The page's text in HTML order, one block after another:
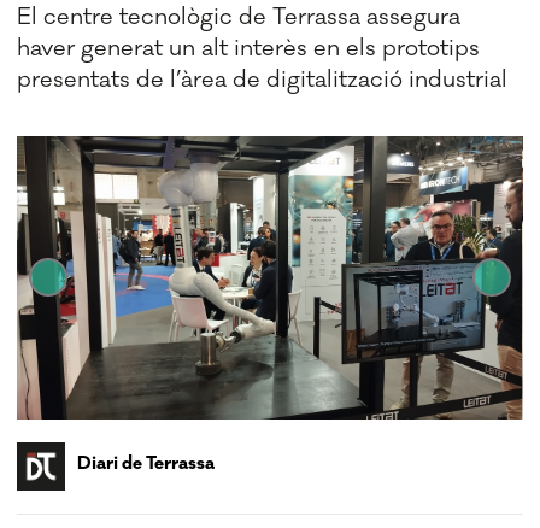
El centre tecnològic de Terrassa assegura
haver generat un alt interès en els prototips
presentats de l’àrea de digitalització industrial
Diari de Terrassa